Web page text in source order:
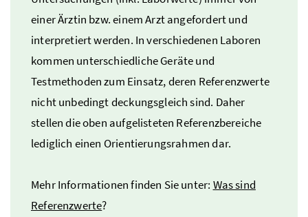
einer Ärztin bzw.einem Arzt angefordert und
interpretiert werden. In verschiedenen Laboren
kommen unterschiedliche Geräte und
Testmethoden zum Einsatz, deren Referenzwerte
nicht unbedingt deckungsgleich sind. Daher
stellen die oben aufgelisteten Referenzbereiche
lediglich einen Orientierungsrahmen dar.
Mehr Informationen finden Sie unter: Was sind
Referenzwerte?